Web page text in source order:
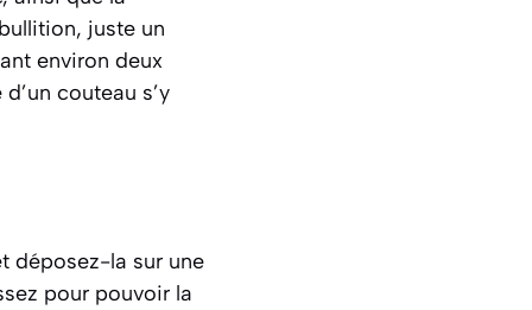
juste un
environ deux
couteau s’y
déposez-la sur une
pour pouvoir la